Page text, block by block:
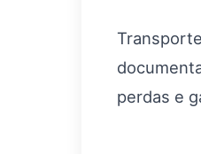
perdas e